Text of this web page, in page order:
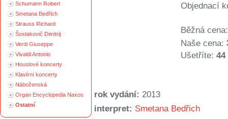
Schumann Robert
Smetana Bedřich
Strauss Richard
Šostakovič Dimitrij
Verdi Giuseppe
Vivaldi Antonio
Houslové koncerty
Klavírní koncerty
Náboženská
Organ Encyclopedia Naxos
Ostatní
Objednací
Běžná cena:
Naše cena:
Ušetříte: 44
rok vydání: 2013
interpret: Smetana Bedřich